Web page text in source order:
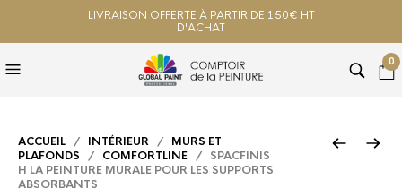
LIVRAISON OFFERTE À PARTIR DE 150€ HT
D'ACHAT
0
ACCUEIL / INTÉRIEUR / MURS ET
PLAFONDS / COMFORTLINE / SPACFINIS
H LA PEINTURE MURALE POUR LES SUPPORTS
ABSORBANTS